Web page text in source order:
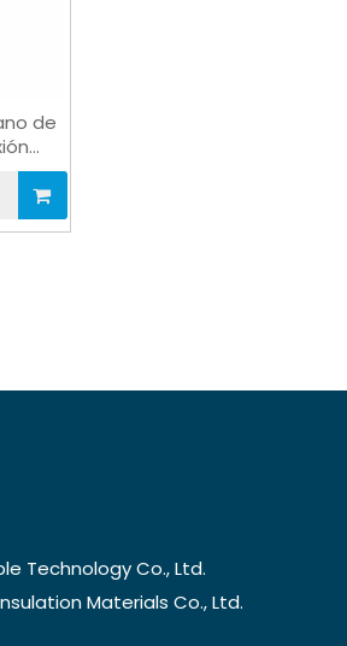
de
Technology Co., Ltd.
Materials Co., Ltd.